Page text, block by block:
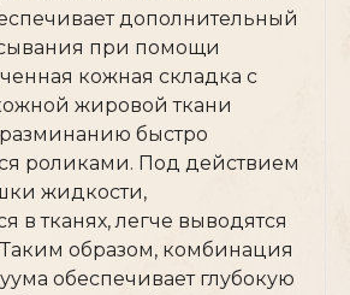
дополнительный
при помощи
кожная складка с
жировой ткани
быстро
роликами. Под действием
жидкости,
в тканях, легче выводятся
образом, комбинация
обеспечивает глубокую
кнопку, вы даёте своё согласие на